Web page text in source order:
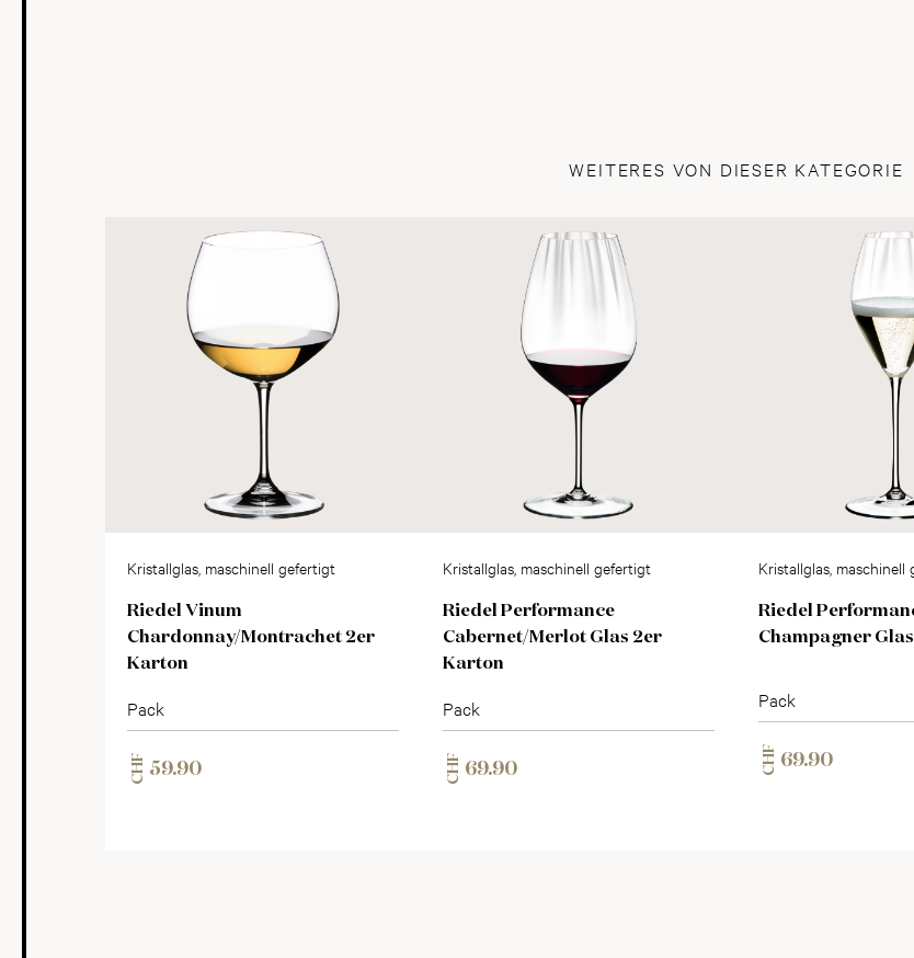
WEITERES VON DIESER KATEGORIE
Kristallglas, maschinell gefertigt
Riedel Vinum
Chardonnay/Montrachet 2er
Karton
Pack
CHF 59.90
Kristallglas, maschinell gefertigt
Riedel Performance
Cabernet/Merlot Glas 2er
Karton
Pack
CHF 69.90
Kristallglas, maschinell
Riedel
Champagner
Pack
CHF 69.90